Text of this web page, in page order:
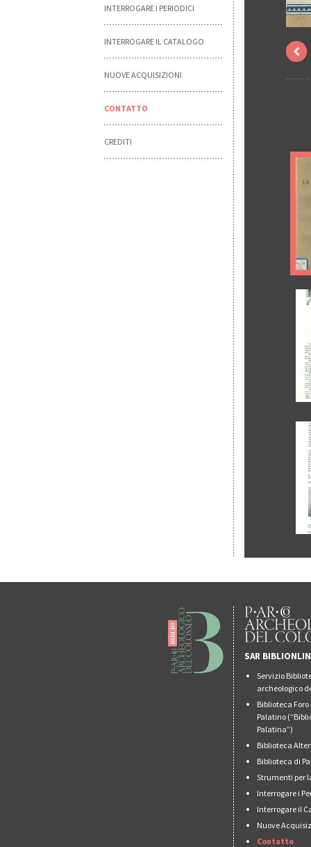
INTERROGARE I PERIODICI
INTERROGARE IL CATALOGO
NUOVE ACQUISIZIONI
CONTATTO
CREDITI
SAR
Servizio
archeologico
Biblioteca
Palatino
Palatina”)
Biblioteca
Biblioteca di
Strumenti per
Interrogare i
Interrogare il
Nuove
Contatto